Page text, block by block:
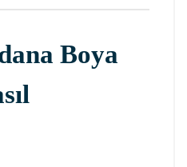
Boya